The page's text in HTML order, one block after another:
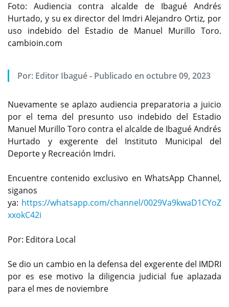
Foto: Audiencia contra alcalde de Ibagué Andrés
Hurtado, y su ex director del Imdri Alejandro Ortiz, por
uso indebido del Estadio de Manuel Murillo Toro.
cambioin.com
Por: Editor Ibagué- Publicado en octubre 09, 2023
Nuevamente se aplazo audiencia preparatoria a juicio
por el tema del presunto uso indebido del Estadio
Manuel Murillo Toro contra el alcalde de Ibagué Andrés
Hurtado y exgerente del Instituto Municipal del
Deporte y Recreación Imdri.
Encuentre contenido exclusivo en WhatsApp Channel,
siganos
ya: https://whatsapp.com/channel/0029Va9kwaD1CYoZ
xxokC42i
Por: Editora Local
Se dio un cambio en la defensa del exgerente del IMDRI
por es ese motivo la diligencia judicial fue aplazada
para el mes de noviembre